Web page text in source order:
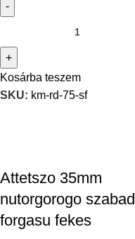
Kosárba teszem
SKU: km-rd-75-sf
Attetszo 35mm
nutorgorogo szabad
forgasu fekes